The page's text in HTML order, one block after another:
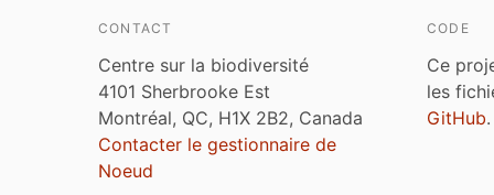
CONTACT
Centre sur la biodiversité
4101 Sherbrooke Est
Montréal, QC, H1X 2B2, Canada
Contacter le gestionnaire de
Noeud
CODE
Ce
les
GitHub.